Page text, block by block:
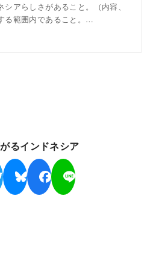
アらしさがあること。（内容、
範囲内であること。…
るインドネシア